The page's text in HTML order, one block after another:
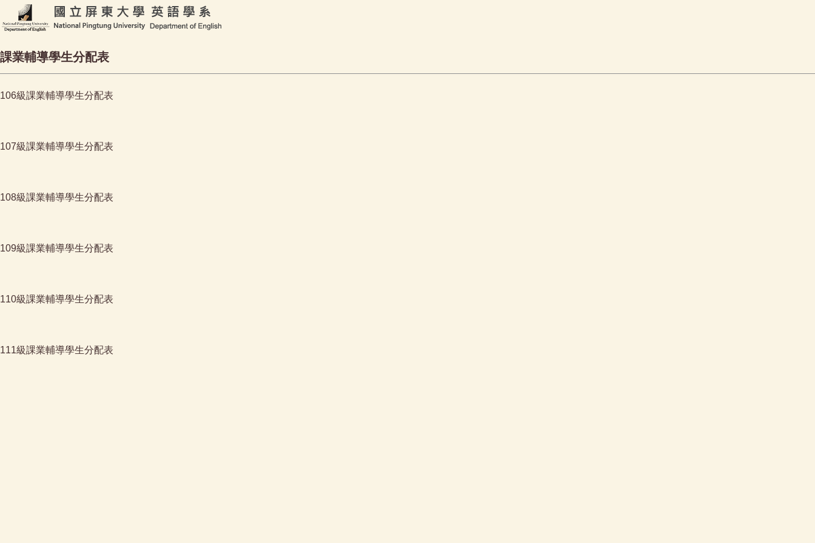
課業輔導學生分配表
106級課業輔導學生分配表
107級課業輔導學生分配表
108級課業輔導學生分配表
109級課業輔導學生分配表
110級課業輔導學生分配表
111級課業輔導學生分配表